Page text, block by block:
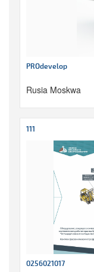
PROdevelop
Rusia Moskwa
111
0256021017